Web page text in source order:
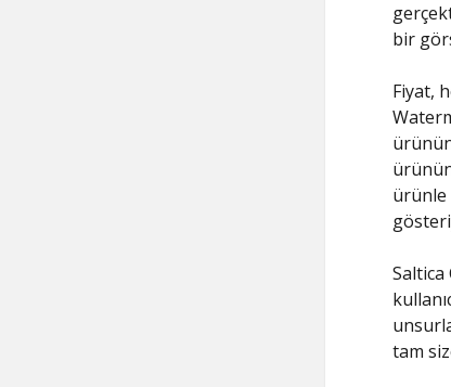
bir
Fiyat,
ürünle
Saltica
tam